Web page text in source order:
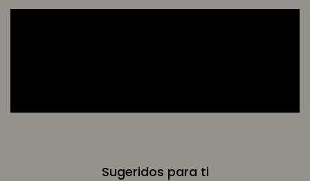
Sugeridos para ti